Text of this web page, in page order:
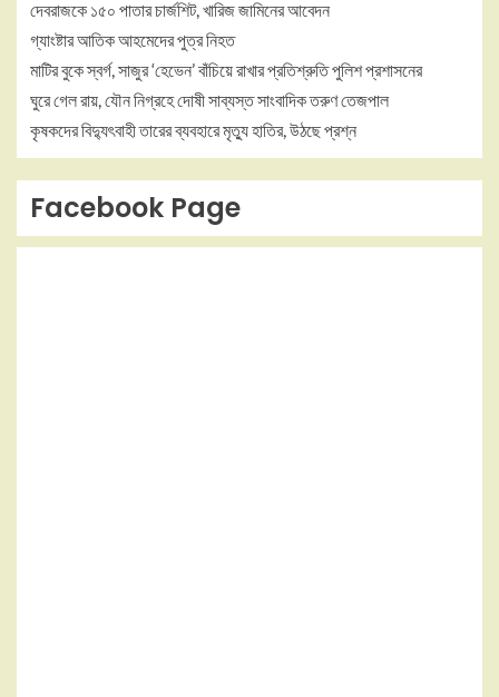
দেবরাজকে ১৫০ পাতার চার্জশিট, খারিজ জামিনের আবেদন
গ্যাংষ্টার আতিক আহমেদের পুত্র নিহত
মাটির বুকে স্বর্গ, সাজুর ‘হেভেন’ বাঁচিয়ে রাখার প্রতিশ্রুতি পুলিশ প্রশাসনের
ঘুরে গেল রায়, যৌন নিগ্রহে দোষী সাব্যস্ত সাংবাদিক তরুণ তেজপাল
কৃষকদের বিদ্যুৎবাহী তারের ব্যবহারে মৃত্যু হাতির, উঠছে প্রশ্ন
Facebook Page